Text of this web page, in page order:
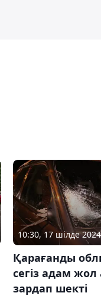
10:30, 17 шілде 2024
Қарағанды
сегіз адам жол
зардап шекті